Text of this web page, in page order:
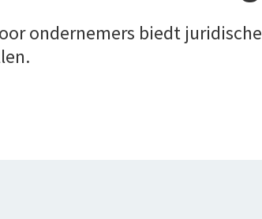
ondernemers biedt juridische